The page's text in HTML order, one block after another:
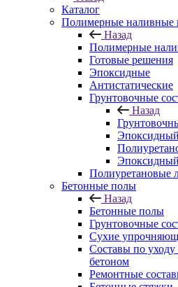
Каталог
Полимерные наливные
Назад
Полимерные
Готовые решения
Эпоксидные
Антистатические
Грунтовочные
Назад
Эпоксидный
Полиуретановые
Бетонные полы
Назад
Бетонные полы
Грунтовочные
Сухие
Составы по
бетоном
Ремонтные